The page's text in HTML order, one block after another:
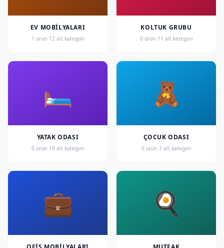
EV MOBILYALARI
1 ürün·12 alt kategori
KOLTUK GRUBU
0 ürün·11 alt kategori
🛏️
YATAK ODASI
0 ürün·10 alt kategori
🧸
ÇOCUK ODASI
0 ürün·7 alt kategori
💼 🍳